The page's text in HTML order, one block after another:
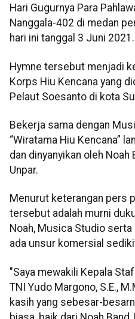
Hari Gugurnya Para
Nanggala-402 di medan
hari ini tanggal 3 Juni 2021.
Hymne tersebut menjadi
Korps Hiu Kencana yang
Pelaut Soesanto di kota
Bekerja sama dengan
“Wiratama Hiu Kencana”
dan dinyanyikan oleh Noah
Unpar.
Menurut keterangan pers
tersebut adalah murni
Noah, Musica Studio
ada unsur komersial
"Saya mewakili Kepala
TNI Yudo Margono, S.E.,
kasih yang sebesar-